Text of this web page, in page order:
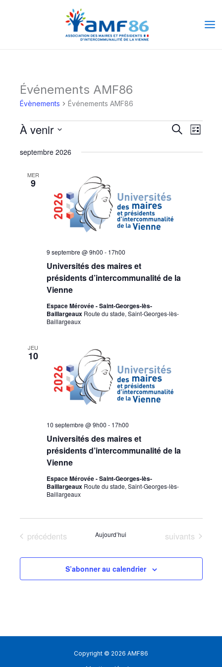
Événements AMF86
Évènements Événements AMF86
Évènements
Recherche
navigation
Évènements
Recherche
vues
Liste
À venir
une
septembre 2026
MER
9
Universités des maires et
présidents d’intercommunalité de la
Vienne
9 septembre @ 9h00 - 17h00
Espace Mérovée - Saint-Georges-lès-
Baillargeaux Route du stade, Saint-Georges-lès-
Baillargeaux
JEU
10
Universités des maires et
présidents d’intercommunalité de la
Vienne
10 septembre @ 9h00 - 17h00
Espace Mérovée - Saint-Georges-lès-
Baillargeaux Route du stade, Saint-Georges-lès-
Baillargeaux
Évènements
précédents Aujourd’hui Évènements
suivants
S’abonner au calendrier
Copyright © 2026 AMF86